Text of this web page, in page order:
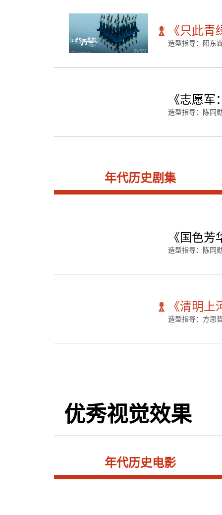
《只此青
造型指导：阳东
《志愿
造型指导：陈同
年代历史剧集
《国色芳
造型指导：陈同
《清明
造型指导：方思
优秀视觉效果
年代历史电影